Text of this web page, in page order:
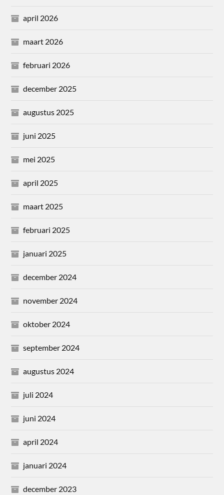
april 2026
maart 2026
februari 2026
december 2025
augustus 2025
juni 2025
mei 2025
april 2025
maart 2025
februari 2025
januari 2025
december 2024
november 2024
oktober 2024
september 2024
augustus 2024
juli 2024
juni 2024
april 2024
januari 2024
december 2023